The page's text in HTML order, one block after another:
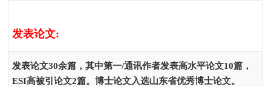
发表论文:
发表论文30余篇，其中第一/通讯作者发表高水平论文10篇，
ESI高被引论文2篇。博士论文入选山东省优秀博士论文。